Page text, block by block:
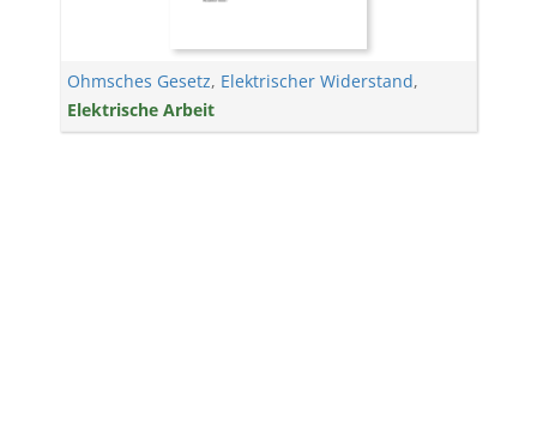
Ohmsches Gesetz, Elektrischer Widerstand,
Elektrische Arbeit